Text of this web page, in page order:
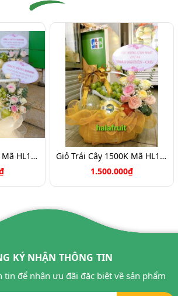
Giỏ Trái Cây 1500K Mã HL1066
Giỏ Trái Cây 1500K Mã HL1058
1.500.000₫
KÝ NHẬN THÔNG TIN
tin để nhận ưu đãi đặc biệt về sản phẩm